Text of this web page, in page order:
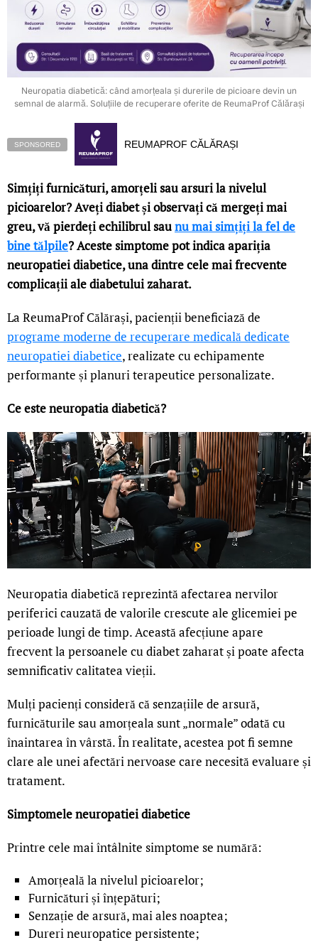
Neuropatia diabetică: când amorțeala și durerile de picioare devin un
semnal de alarmă. Soluțiile de recuperare oferite de ReumaProf Călărași
SPONSORED REUMAPROF CĂLĂRAȘI
Simțiți furnicături, amorțeli sau arsuri la nivelul
picioarelor? Aveți diabet și observați că mergeți mai
greu, vă pierdeți echilibrul saunu mai simțiți la fel de
bine tălpile? Aceste simptome pot indica apariția
neuropatiei diabetice, una dintre cele mai frecvente
complicații ale diabetului zaharat.
La ReumaProf Călărași, pacienții beneficiază de
programe moderne de recuperare medicală dedicate
neuropatiei diabetice, realizate cu echipamente
performante și planuri terapeutice personalizate.
Ce este neuropatia diabetică?
Neuropatia diabetică reprezintă afectarea nervilor
periferici cauzată de valorile crescute ale glicemiei pe
perioade lungi de timp. Această afecțiune apare
frecvent la persoanele cu diabet zaharat și poate afecta
semnificativ calitatea vieții.
Mulți pacienți consideră că senzațiile de arsură,
furnicăturile sau amorțeala sunt „normale” odată cu
înaintarea în vârstă. În realitate, acestea pot fi semne
clare ale unei afectări nervoase care necesită evaluare și
tratament.
Simptomele neuropatiei diabetice
Printre cele mai întâlnite simptome se numără:
Amorțeală la nivelul picioarelor;
Furnicături și înțepături;
Senzație de arsură, mai ales noaptea;
Dureri neuropatice persistente;